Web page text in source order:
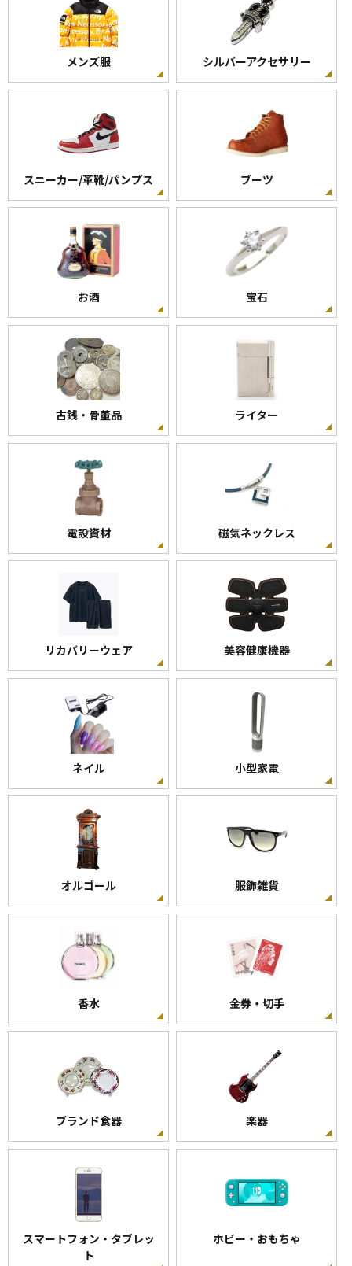
メンズ服 シルバーアクセサリー
スニーカー/革靴/パンプス ブーツ
お酒 宝石
古銭・骨董品 ライター
電設資材 磁気ネックレス
リカバリーウェア 美容健康機器
ネイル 小型家電
オルゴール 服飾雑貨
香水 金券・切手
ブランド食器 楽器
スマートフォン・タブレッ
ト
ホビー・おもちゃ